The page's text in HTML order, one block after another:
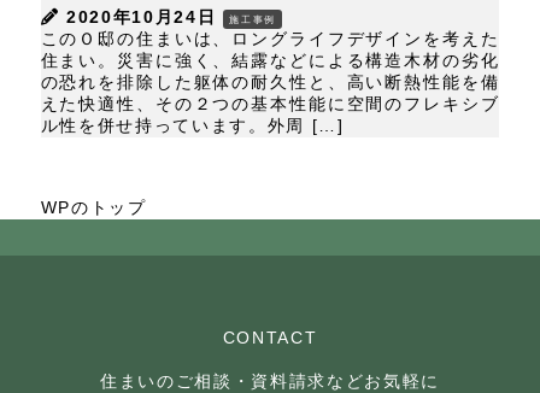
2020年10月24日 施工事例
このＯ邸の住まいは、ロングライフデザインを考えた
住まい。災害に強く、結露などによる構造木材の劣化
の恐れを排除した躯体の耐久性と、高い断熱性能を備
えた快適性、その２つの基本性能に空間のフレキシブ
ル性を併せ持っています。外周 […]
WPのトップ
CONTACT
住まいのご相談・資料請求などお気軽に